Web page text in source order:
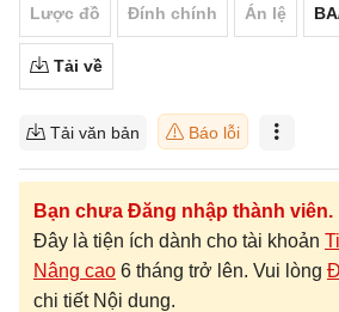
Lược đồ Đính chính Án lệ
Tải về
Tải văn bản Báo lỗi
Bạn chưa Đăng nhập thành viên.
Đây là tiện ích dành cho tài khoản
Nâng cao 6 tháng trở lên. Vui lòng
chi tiết Nội dung.